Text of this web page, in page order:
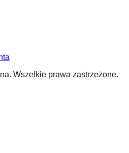
Wszelkie prawa zastrzeżone.